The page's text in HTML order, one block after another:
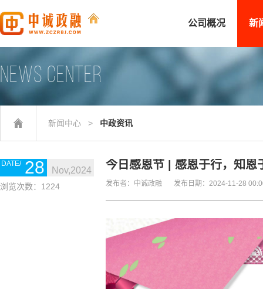
公司概况 新
NEWS CENTER
新闻中心 > 中政资讯
28 Nov,2024
浏览次数：1224
今日感恩节 | 感恩于行，知恩
发布者：中诚政融 发布日期：2024-11-28